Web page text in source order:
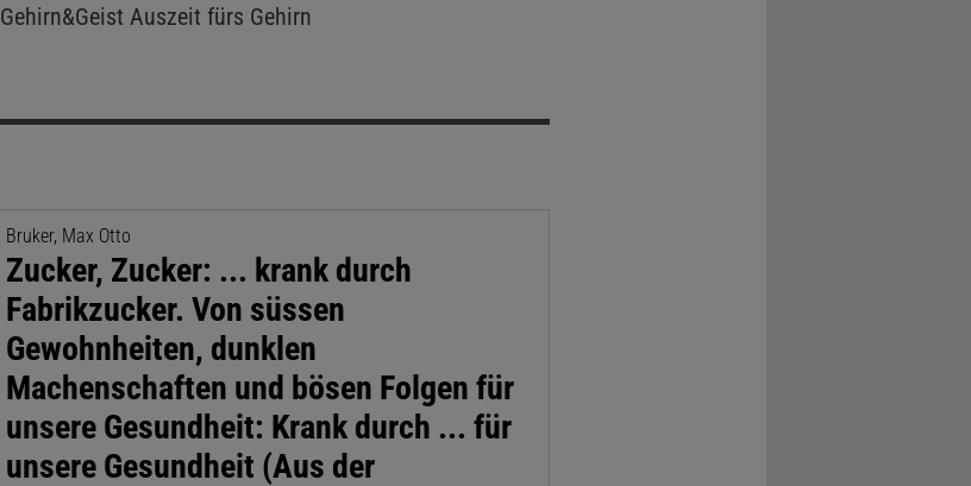
Gehirn&Geist Auszeit fürs Gehirn
Bruker, Max Otto
Zucker, Zucker: ... krank durch
Fabrikzucker. Von süssen
Gewohnheiten, dunklen
Machenschaften und bösen Folgen für
unsere Gesundheit: Krank durch ... für
unsere Gesundheit (Aus der